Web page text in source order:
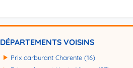
DÉPARTEMENTS VOISINS
Prix carburant Charente (16)